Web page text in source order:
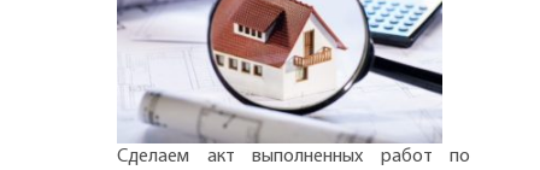
Сделаем акт выполненных работ по